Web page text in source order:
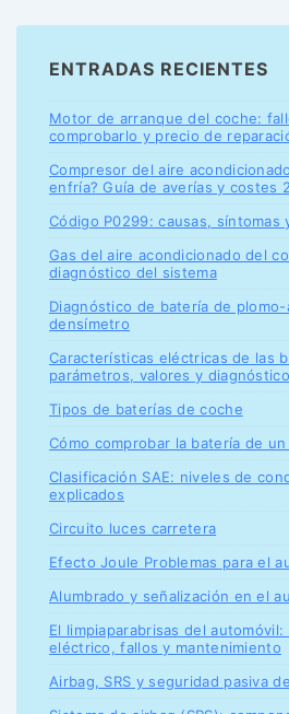
ENTRADAS RECIENTES
Motor de arranque del coche:
comprobarlo y precio de
Compresor del aire
enfría? Guía de averías y costes
Código P0299: causas, síntomas
Gas del aire acondicionado del
diagnóstico del sistema
Diagnóstico de batería de plomo-
densímetro
Características eléctricas de las
parámetros, valores y diagnóstico
Tipos de baterías de coche
Cómo comprobar la batería de
Clasificación SAE: niveles de
explicados
Circuito luces carretera
Efecto Joule Problemas para el
Alumbrado y señalización en el
El limpiaparabrisas del
eléctrico, fallos y mantenimiento
Airbag, SRS y seguridad pasiva